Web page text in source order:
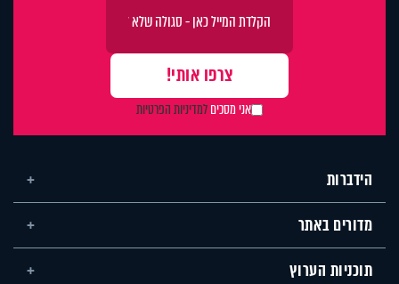
אני מסכיםלמדיניות הפרטיות
הידברות
מדורים באתר
תוכניות הערוץ